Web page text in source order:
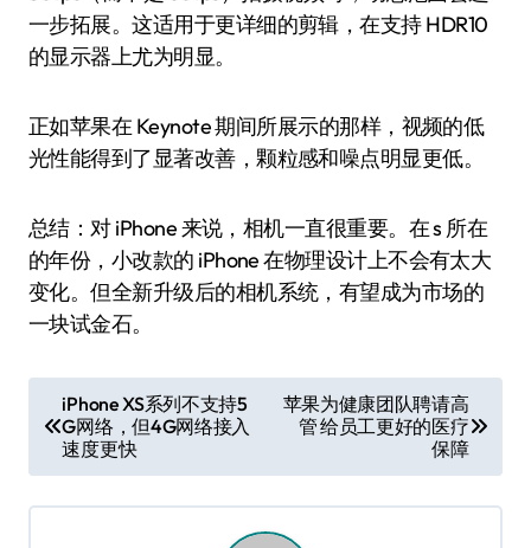
一步拓展。这适用于更详细的剪辑，在支持 HDR10
的显示器上尤为明显。
正如苹果在 Keynote 期间所展示的那样，视频的低
光性能得到了显著改善，颗粒感和噪点明显更低。
总结：对 iPhone 来说，相机一直很重要。在 s 所在
的年份，小改款的 iPhone 在物理设计上不会有太大
变化。但全新升级后的相机系统，有望成为市场的
一块试金石。
章
导
航
iPhone XS系列不支持5
G网络，但4G网络接入
速度更快
苹果为健康团队聘请高
管 给员工更好的医疗
保障